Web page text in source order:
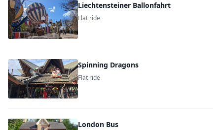
Liechtensteiner Ballonfahrt
Flat ride
Spinning Dragons
Flat ride
London Bus